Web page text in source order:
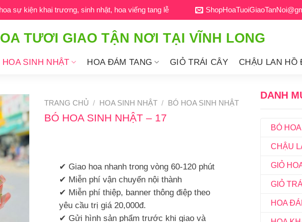
sự kiện khai trương, sinh nhật, hoa viếng tang lễ
TƯƠI GIAO TẬN NƠI TẠI VĨNH LONG
HOA SINH NHẬT HOA ĐÁM TANG GIỎ TRÁI CÂY CHẬU LAN HỒ
DANH
BÓ HOA
CHẬU
GIỎ
GIỎ
HOA
TRANG CHỦ / HOA SINH NHẬT / BÓ HOA SINH NHẬT
BÓ HOA SINH NHẬT – 17
✔ Giao hoa nhanh trong vòng 60-120 phút
✔ Miễn phí vận chuyển nội thành
✔ Miễn phí thiệp, banner thông điệp theo
yêu cầu trị giá 20,000đ.
✔ Gửi hình sản phẩm trước khi giao và